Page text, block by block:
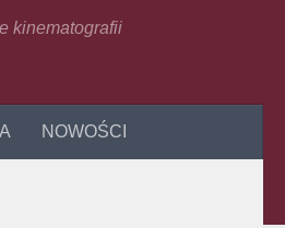
kinematografii
NOWOŚCI